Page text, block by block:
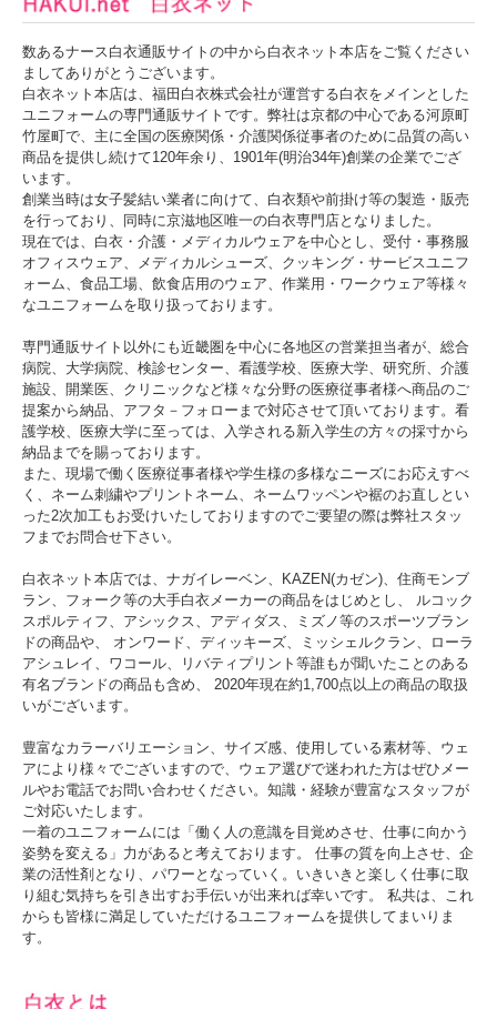
数あるナース白衣通販サイトの中から白衣ネット本店をご覧ください
ましてありがとうございます。
白衣ネット本店は、福田白衣株式会社が運営する白衣をメインとした
ユニフォームの専門通販サイトです。弊社は京都の中心である河原町
竹屋町で、主に全国の医療関係・介護関係従事者のために品質の高い
商品を提供し続けて120年余り、1901年(明治34年)創業の企業でござ
います。
創業当時は女子髪結い業者に向けて、白衣類や前掛け等の製造・販売
を行っており、同時に京滋地区唯一の白衣専門店となりました。
現在では、白衣・介護・メディカルウェアを中心とし、受付・事務服
オフィスウェア、メディカルシューズ、クッキング・サービスユニフ
ォーム、食品工場、飲食店用のウェア、作業用・ワークウェア等様々
なユニフォームを取り扱っております。
専門通販サイト以外にも近畿圏を中心に各地区の営業担当者が、総合
病院、大学病院、検診センター、看護学校、医療大学、研究所、介護
施設、開業医、クリニックなど様々な分野の医療従事者様へ商品のご
提案から納品、アフタ－フォローまで対応させて頂いております。看
護学校、医療大学に至っては、入学される新入学生の方々の採寸から
納品までを賜っております。
また、現場で働く医療従事者様や学生様の多様なニーズにお応えすべ
く、ネーム刺繍やプリントネーム、ネームワッペンや裾のお直しとい
った2次加工もお受けいたしておりますのでご要望の際は弊社スタッ
フまでお問合せ下さい。
白衣ネット本店では、ナガイレーベン、KAZEN(カゼン)、住商モンブ
ラン、フォーク等の大手白衣メーカーの商品をはじめとし、 ルコック
スポルティフ、アシックス、アディダス、ミズノ等のスポーツブラン
ドの商品や、 オンワード、ディッキーズ、ミッシェルクラン、ローラ
アシュレイ、ワコール、リバティプリント等誰もが聞いたことのある
有名ブランドの商品も含め、 2020年現在約1,700点以上の商品の取扱
いがございます。
豊富なカラーバリエーション、サイズ感、使用している素材等、ウェ
アにより様々でございますので、ウェア選びで迷われた方はぜひメー
ルやお電話でお問い合わせください。知識・経験が豊富なスタッフが
ご対応いたします。
一着のユニフォームには「働く人の意識を目覚めさせ、仕事に向かう
姿勢を変える」力があると考えております。 仕事の質を向上させ、企
業の活性剤となり、パワーとなっていく。いきいきと楽しく仕事に取
り組む気持ちを引き出すお手伝いが出来れば幸いです。 私共は、これ
からも皆様に満足していただけるユニフォームを提供してまいりま
す。